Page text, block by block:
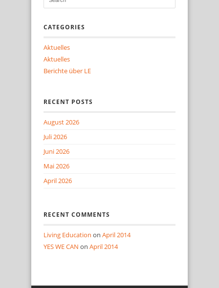
CATEGORIES
Aktuelles
Aktuelles
Berichte über LE
RECENT POSTS
August 2026
Juli 2026
Juni 2026
Mai 2026
April 2026
RECENT COMMENTS
Living Education on April 2014
YES WE CAN on April 2014